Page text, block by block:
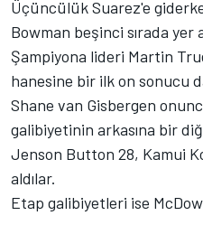
Üçüncülük Suarez'e
Bowman beşinci sırada yer
Şampiyona lideri Martin
hanesine bir ilk on sonucu
Shane van Gisbergen
galibiyetinin arkasına bir
Jenson Button 28, Kamui
aldılar.
Etap galibiyetleri ise